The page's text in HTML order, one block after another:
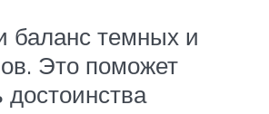
баланс темных и
Это поможет
достоинства